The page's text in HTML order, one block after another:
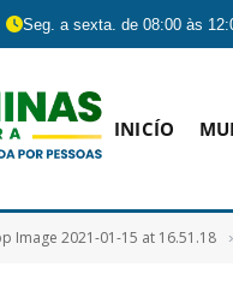
Seg. a sexta. de 08:00 às
INICÍO
Image 2021-01-15 at 16.51.18